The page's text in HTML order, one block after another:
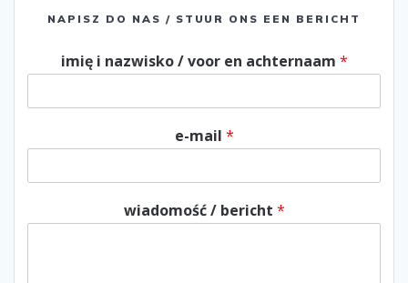
NAPISZ DO NAS / STUUR ONS EEN BERICHT
imię i nazwisko / voor en achternaam *
e-mail *
wiadomość / bericht *